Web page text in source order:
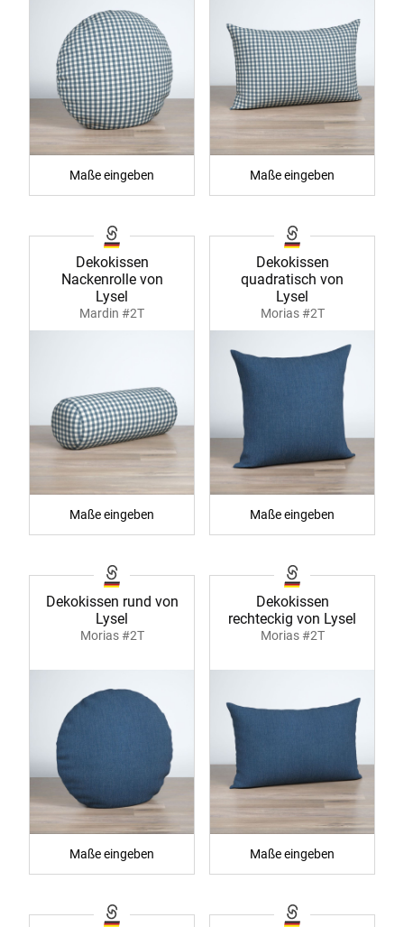
Maße eingeben Maße eingeben
Dekokissen
Nackenrolle von
Lysel
Mardin #2T
Maße eingeben
Dekokissen
quadratisch von
Lysel
Morias #2T
Maße eingeben
Dekokissen rund von
Lysel
Morias #2T
Maße eingeben
Dekokissen
rechteckig von Lysel
Morias #2T
Maße eingeben